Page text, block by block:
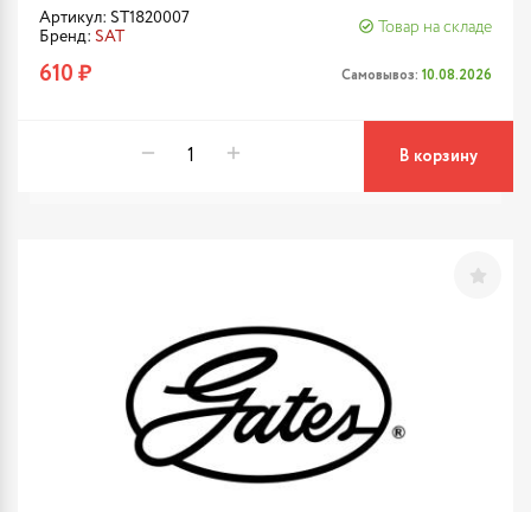
Артикул: ST1820007
Бренд: SAT
Товар на складе
610 ₽ Самовывоз: 10.08.2026
В корзину